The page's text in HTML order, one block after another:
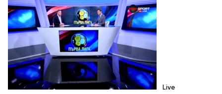
Live